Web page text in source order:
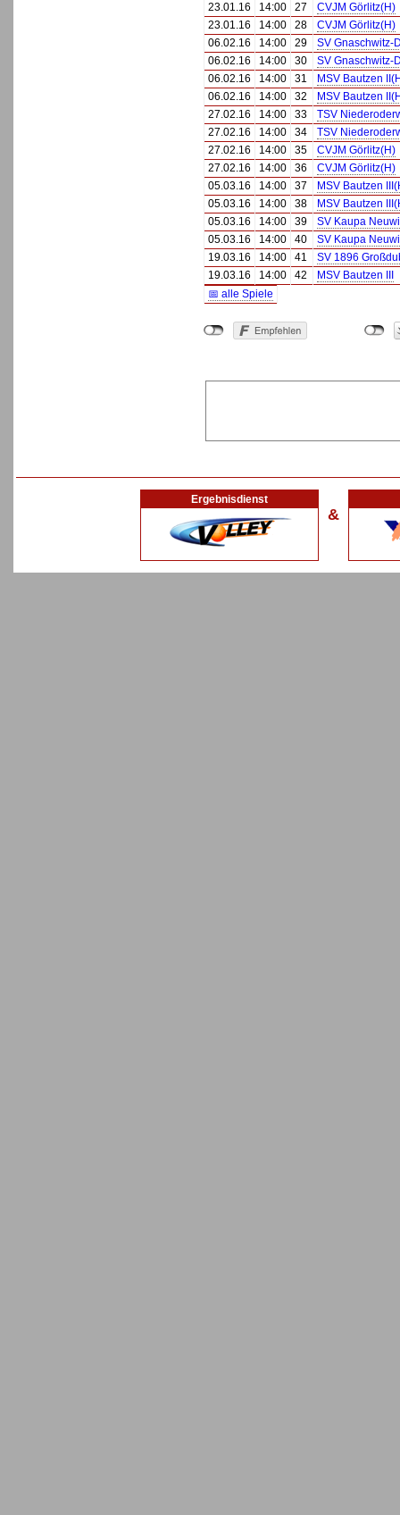
23.01.16
14:00 27
CVJM Görlitz(H)
23.01.16
14:00 28
CVJM Görlitz(H)
06.02.16
14:00 29
SV Gnaschwitz-
06.02.16
14:00 30
SV Gnaschwitz-
06.02.16
14:00 31
MSV Bautzen
06.02.16
14:00 32
MSV Bautzen
27.02.16
14:00 33
TSV
27.02.16
14:00 34
TSV
27.02.16
14:00 35
CVJM Görlitz(H)
27.02.16
14:00 36
CVJM Görlitz(H)
05.03.16
14:00 37
MSV Bautzen
05.03.16
14:00 38
MSV Bautzen
05.03.16
14:00 39
SV Kaupa
05.03.16
14:00 40
SV Kaupa
19.03.16
14:00 41
SV 1896
19.03.16
14:00 42
MSV Bautzen III
📅 alle Spiele
Ergebnisdienst
&